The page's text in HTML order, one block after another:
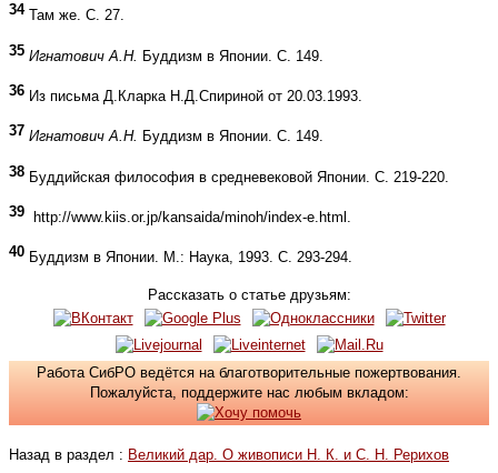
34Там же. С. 27.
35 Игнатович А.Н. Буддизм в Японии. С. 149.
36 Из письма Д.Кларка Н.Д.Спириной от 20.03.1993.
37 Игнатович А.Н. Буддизм в Японии. С. 149.
38 Буддийская философия в средневековой Японии. С. 219-220.
39 http://www.kiis.or.jp/kansaida/minoh/index-e.html.
40 Буддизм в Японии. М.: Наука, 1993. С. 293-294.
Рассказать о статье друзьям:
Работа СибРО ведётся на благотворительные пожертвования.
Пожалуйста, поддержите нас любым вкладом:
Назад в раздел : Великий дар. О живописи Н. К. и С. Н. Рерихов